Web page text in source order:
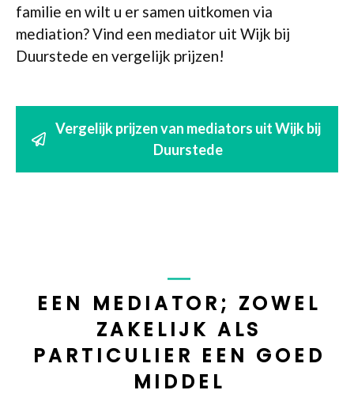
familie en wilt u er samen uitkomen via
mediation? Vind een mediator uit Wijk bij
Duurstede en vergelijk prijzen!
Vergelijk prijzen van mediators uit Wijk bij
Duurstede
EEN MEDIATOR; ZOWEL
ZAKELIJK ALS
PARTICULIER EEN GOED
MIDDEL